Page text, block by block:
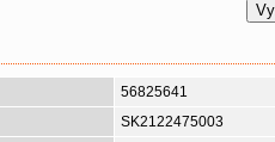
56825641
SK2122475003